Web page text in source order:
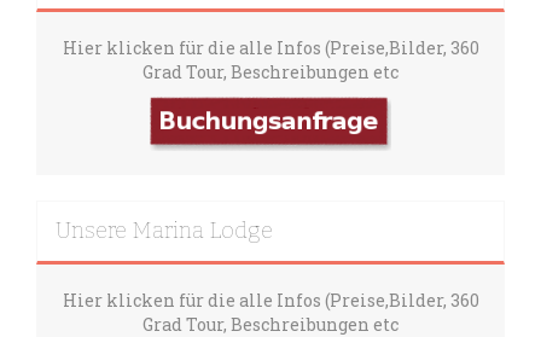
Hier klicken für die alle Infos (Preise,Bilder, 360
Grad Tour, Beschreibungen etc
Unsere Marina Lodge
Hier klicken für die alle Infos (Preise,Bilder, 360
Grad Tour, Beschreibungen etc